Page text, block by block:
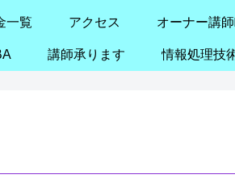
一覧 アクセス オーナー講
講師承ります 情報処理技